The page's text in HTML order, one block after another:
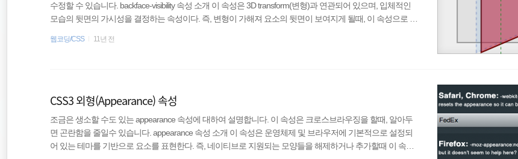
수정할 수 있습니다. backface-visibility 속성 소개 이 속성은 3D transform(변형)과 연관되어 있으며, 입체적인
모습의 뒷면의 가시성을 결정하는 속성이다. 즉, 변형이 가해져 요소의 뒷면이 보여지게 될때, 이 속성으로 숨
ckface-visibility: hidden; /* Chrome, Safari, Opera */ backface-visibility: hidden; } backface-visibility 속성값 hidden : 이
웹코딩/CSS 11년 전
CSS3 외형(Appearance) 속성
조금은 생소할 수도 있는 appearance 속성에 대하여 설명합니다. 이 속성은 크로스브라우징을 할때, 알아두
면 곤란함을 줄일수 있습니다. appearance 속성 소개 이 속성은 운영체제 및 브라우저에 기본적으로 설정되
어 있는 테마를 기반으로 요소를 표현한다. 즉, 네이티브로 지원되는 모양들을 해제하거나 추가할때 이 속성